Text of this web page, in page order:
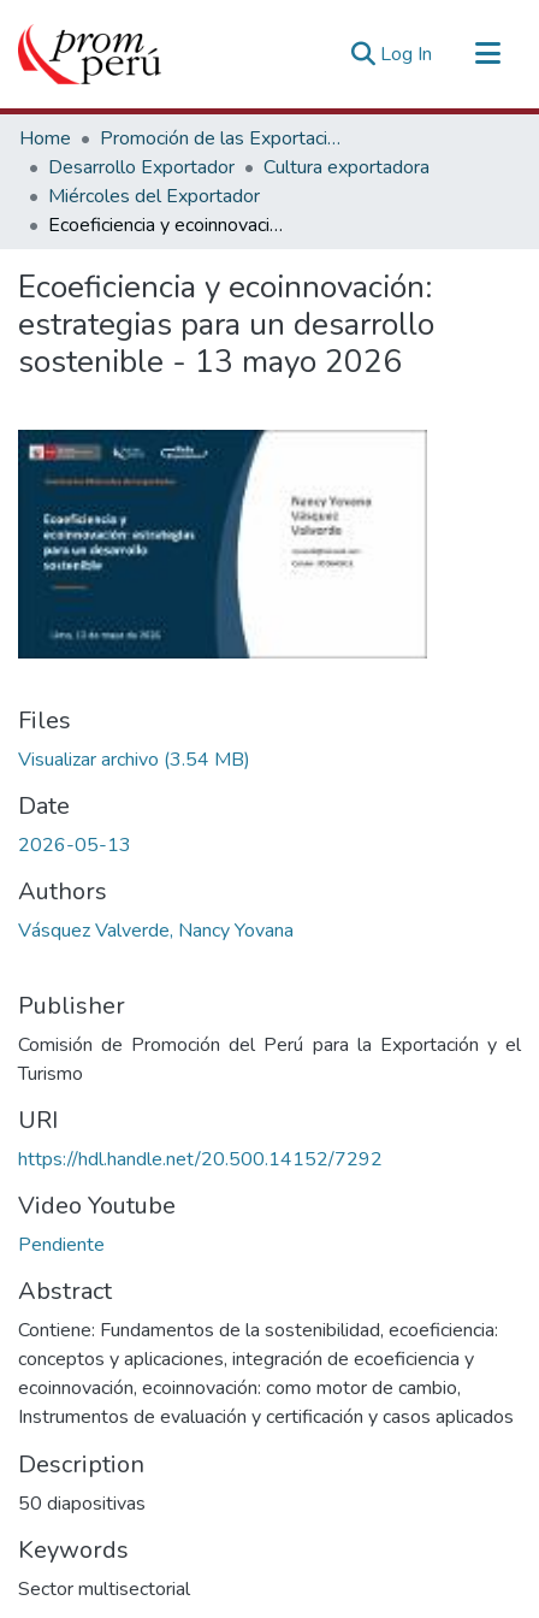
Log In (current)
Communities & Collections
All of DSpace
Statistics
Estadísticas Externas
Home
Promoción de las Exportaciones
Desarrollo Exportador
Cultura exportadora
Miércoles del Exportador
Ecoeficiencia y ecoinnovación: estrategias para un desarrollo sostenible - 13 mayo 2026
Ecoeficiencia y ecoinnovación:
estrategias para un desarrollo
sostenible - 13 mayo 2026
Files
Visualizar archivo (3.54 MB)
Date
2026-05-13
Authors
Vásquez Valverde, Nancy Yovana
Publisher
Comisión de Promoción del Perú para la Exportación y el
Turismo
URI
https://hdl.handle.net/20.500.14152/7292
Video Youtube
Pendiente
Abstract
Contiene: Fundamentos de la sostenibilidad, ecoeficiencia:
conceptos y aplicaciones, integración de ecoeficiencia y
ecoinnovación, ecoinnovación: como motor de cambio,
Instrumentos de evaluación y certificación y casos aplicados
Description
50 diapositivas
Keywords
Sector multisectorial